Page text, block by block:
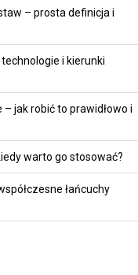
– prosta definicja i
i kierunki
jak robić to prawidłowo i
warto go stosować?
łańcuchy